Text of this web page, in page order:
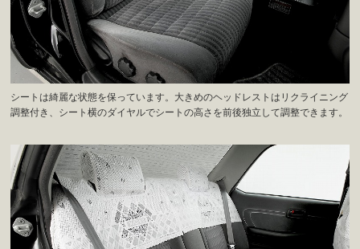
シートは綺麗な状態を保っています。大きめのヘッドレストはリクライニング
調整付き、シート横のダイヤルでシートの高さを前後独立して調整できます。